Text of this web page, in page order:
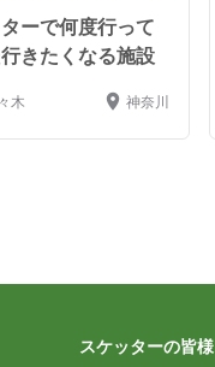
ーで何度行って
きたくなる施設
木 神奈川
スケッターの皆様